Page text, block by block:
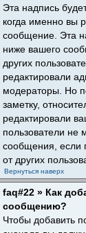
Эта надпись
когда именно вы
сообщение. Эта
ниже вашего
других
редактировали
модераторы. Но
заметку,
редактировали
пользователи не
сообщения, если
от других
Вернуться наверх
faq#22 » Как
сообщению?
Чтобы добавить